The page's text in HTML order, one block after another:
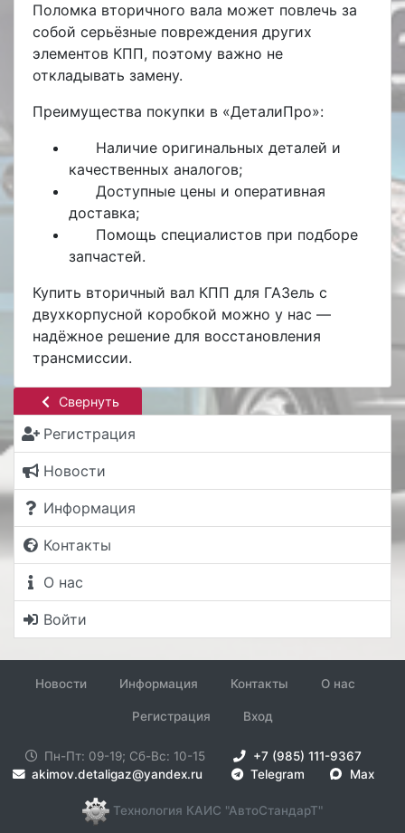
Свернуть
Регистрация
Новости
Информация
Контакты
О нас
Войти
Поломка вторичного вала может повлечь за
собой серьёзные повреждения других
элементов КПП, поэтому важно не
откладывать замену.
Преимущества покупки в «ДеталиПро»:
Наличие оригинальных деталей и
качественных аналогов;
Доступные цены и оперативная
доставка;
Помощь специалистов при подборе
запчастей.
Купить вторичный вал КПП для ГАЗель с
двухкорпусной коробкой можно у нас —
надёжное решение для восстановления
трансмиссии.
Новости Информация Контакты О нас
Регистрация Вход
Пн-Пт: 09-19; Сб-Вс: 10-15
+7 (985) 111-9367
akimov.detaligaz@yandex.ru
Telegram Max
Технология КАИС "АвтоСтандарТ"